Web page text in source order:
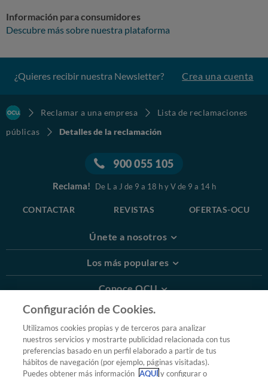
Información para consumidores
Descubre más sobre nuestra plataforma
¿Quieres recibir nuestra Newsletter? Crea una cuenta
Reclamar a una empresa
Lista de reclamaciones
públicas
Detalles de la reclamación
900 055 105
Reclama! De L a J de 9 a 18 h y V de 9 a 14 h
CONTACTAR REVISTAS OFERTAS-OCU
Únete a nosotros
Los más populares
Conoce OCU
Más Información
© 2026 OCU
Condiciones generales de contratación de OCU
Política de privacidad
Configuración de Cookies.
Utilizamos cookies propias y de terceros para analizar
nuestros servicios y mostrarte publicidad relacionada con tus
preferencias basado en un perfil elaborado a partir de tus
hábitos de navegación (por ejemplo, páginas visitadas).
Puedes obtener más información AQUÍy configurar o